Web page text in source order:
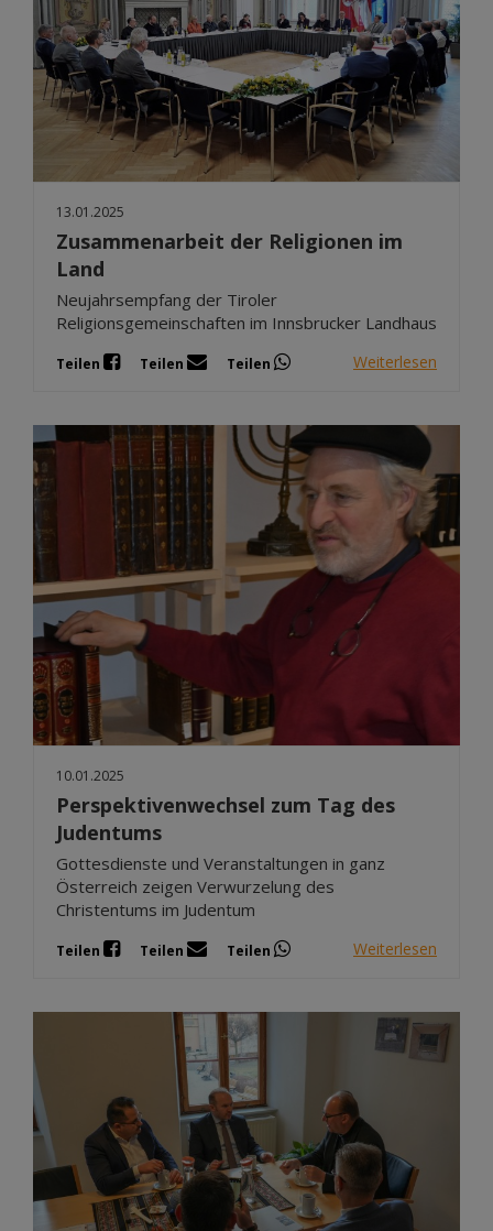
13.01.2025
Zusammenarbeit der Religionen im
Land
Neujahrsempfang der Tiroler
Religionsgemeinschaften im Innsbrucker Landhaus
Teilen Teilen Teilen Weiterlesen
10.01.2025
Perspektivenwechsel zum Tag des
Judentums
Gottesdienste und Veranstaltungen in ganz
Österreich zeigen Verwurzelung des
Christentums im Judentum
Teilen Teilen Teilen Weiterlesen